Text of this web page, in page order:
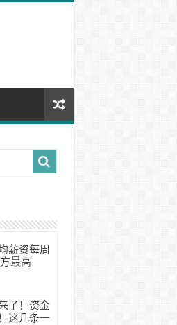
薪资每周
最高
了！资金
这几条一